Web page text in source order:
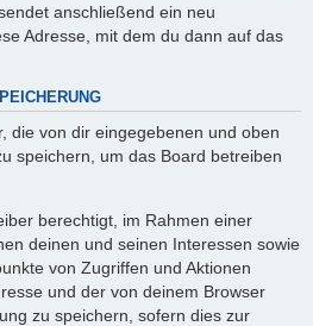
anschließend ein neu
Adresse, mit dem du dann auf das
die von dir eingegebenen und oben
speichern, um das Board betreiben
berechtigt, im Rahmen einer
deinen und seinen Interessen sowie
von Zugriffen und Aktionen
und der von deinem Browser
zu speichern, sofern dies zur